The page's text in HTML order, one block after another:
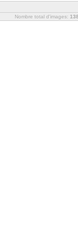
Nombre total d'images: